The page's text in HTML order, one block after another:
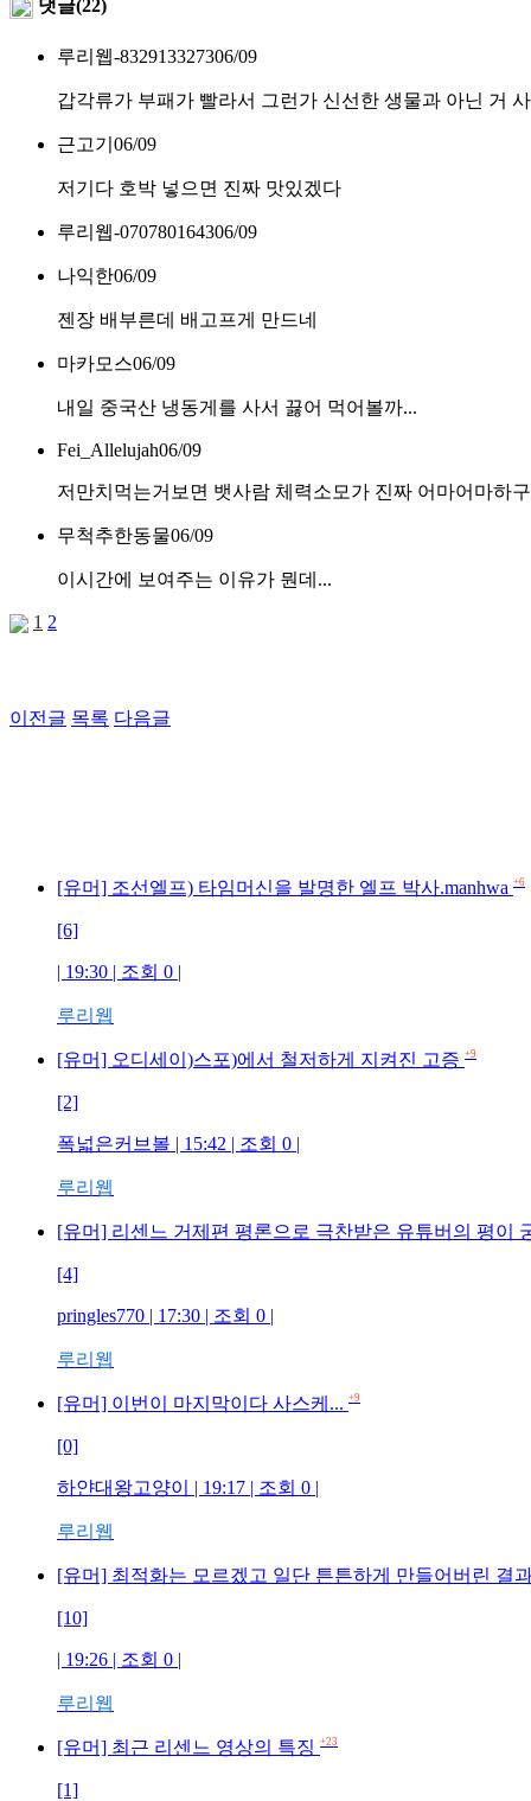
댓글(22)
루리웹-832913327306/09
갑각류가 부패가 빨라서 그런가 신선한 생물과 아닌 거
근고기 06/09
저기다 호박 넣으면 진짜 맛있겠다
루리웹-070780164306/09
나익한06/09
젠장 배부른데 배고프게 만드네
마카모스06/09
내일 중국산 냉동게를 사서 끓어 먹어볼까...
Fei_Allelujah06/09
저만치먹는거보면 뱃사람 체력소모가 진짜 어마어마하구
무척추한동물06/09
이시간에 보여주는 이유가 뭔데...
1 2
이전글 목록 다음글
[유머] 조선엘프) 타임머신을 발명한 엘프 박사.manhwa +6
[6]
| 19:30 | 조회 0 |
루리웹
[유머] 오디세이)스포)에서 철저하게 지켜진 고증 +9
[2]
폭넓은커브볼 | 15:42 | 조회 0 |
루리웹
[유머] 리센느 거제편 평론으로 극찬받은 유튜버의 평이
[4]
pringles770 | 17:30 | 조회 0 |
루리웹
[유머] 이번이 마지막이다 사스케... +9
[0]
하얀대왕고양이 | 19:17 | 조회 0 |
루리웹
[유머] 최적화는 모르겠고 일단 튼튼하게 만들어버린 결
[10]
| 19:26 | 조회 0 |
루리웹
[유머] 최근 리센느 영상의 특징 +23
[1]